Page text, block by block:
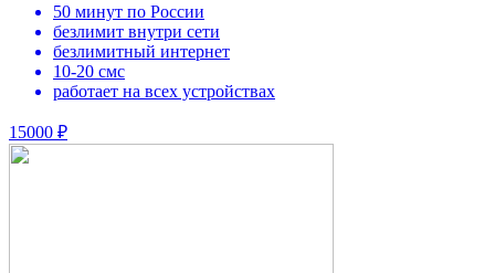
50 минут по России
безлимит внутри сети
безлимитный интернет
10-20 смс
работает на всех устройствах
15000 ₽